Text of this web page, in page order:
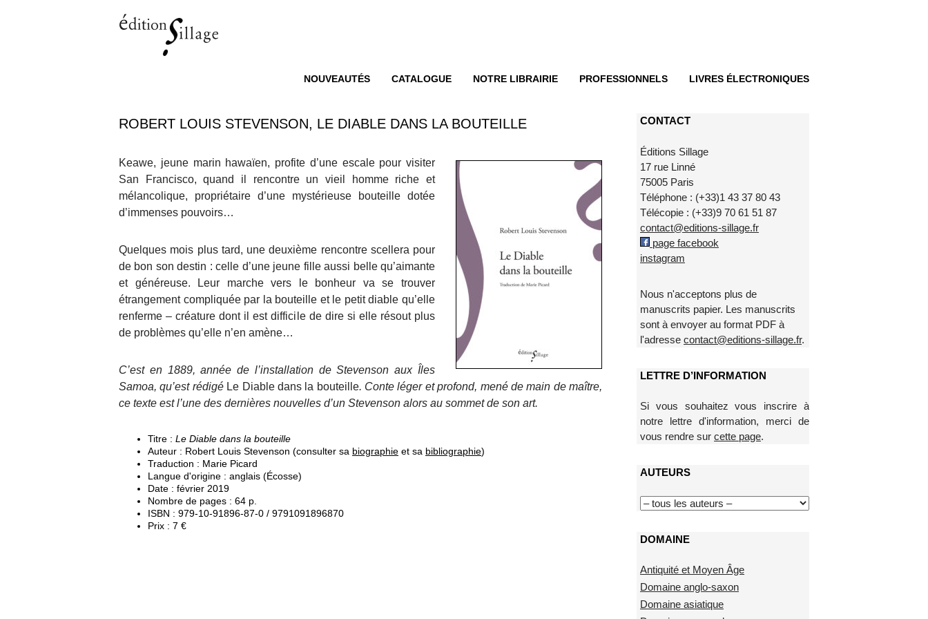
Menu
ALLER AU CONTENU
NOUVEAUTÉS CATALOGUE NOTRE LIBRAIRIE PROFESSIONNELS LIVRES ÉLECTRONIQUES
ROBERT LOUIS STEVENSON, LE DIABLE DANS LA BOUTEILLE
Keawe, jeune marin hawaïen, profite d’une escale pour visiter
San Francisco, quand il rencontre un vieil homme riche et
mélancolique, propriétaire d’une mystérieuse bouteille dotée
d’immenses pouvoirs…
Quelques mois plus tard, une deuxième rencontre scellera pour
de bon son destin : celle d’une jeune fille aussi belle qu’aimante
et généreuse. Leur marche vers le bonheur va se trouver
étrangement compliquée par la bouteille et le petit diable qu’elle
renferme – créature dont il est difficile de dire si elle résout plus
de problèmes qu’elle n’en amène…
C’est en 1889, année de l’installation de Stevenson aux Îles
Samoa, qu’est rédigé Le Diable dans la bouteille. Conte léger et profond, mené de main de maître,
ce texte est l’une des dernières nouvelles d’un Stevenson alors au sommet de son art.
Titre : Le Diable dans la bouteille
Auteur : Robert Louis Stevenson (consulter sa biographie et sa bibliographie)
Traduction : Marie Picard
Langue d'origine : anglais (Écosse)
Date : février 2019
Nombre de pages : 64 p.
ISBN : 979-10-91896-87-0 / 9791091896870
Prix : 7 €
CONTACT
Éditions Sillage
17 rue Linné
75005 Paris
Téléphone : (+33)1 43 37 80 43
Télécopie : (+33)9 70 61 51 87
contact@editions-sillage.fr
page facebook
instagram
Nous n'acceptons plus de
manuscrits papier. Les manuscrits
sont à envoyer au format PDF à
l'adresse contact@editions-sillage.fr.
LETTRE D’INFORMATION
Si vous souhaitez vous inscrire à
notre lettre d'information, merci de
vous rendre sur cette page.
AUTEURS
DOMAINE
Antiquité et Moyen Âge
Domaine anglo-saxon
Domaine asiatique